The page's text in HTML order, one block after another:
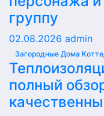
группу
02.08.2026 admin
Загородные Дома
полный